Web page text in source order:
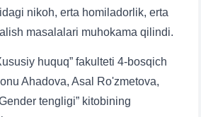
nikoh, erta homiladorlik, erta
masalalari muhokama qilindi.
huquq” fakulteti 4-bosqich
Ahadova, Asal Ro'zmetova,
tengligi” kitobining